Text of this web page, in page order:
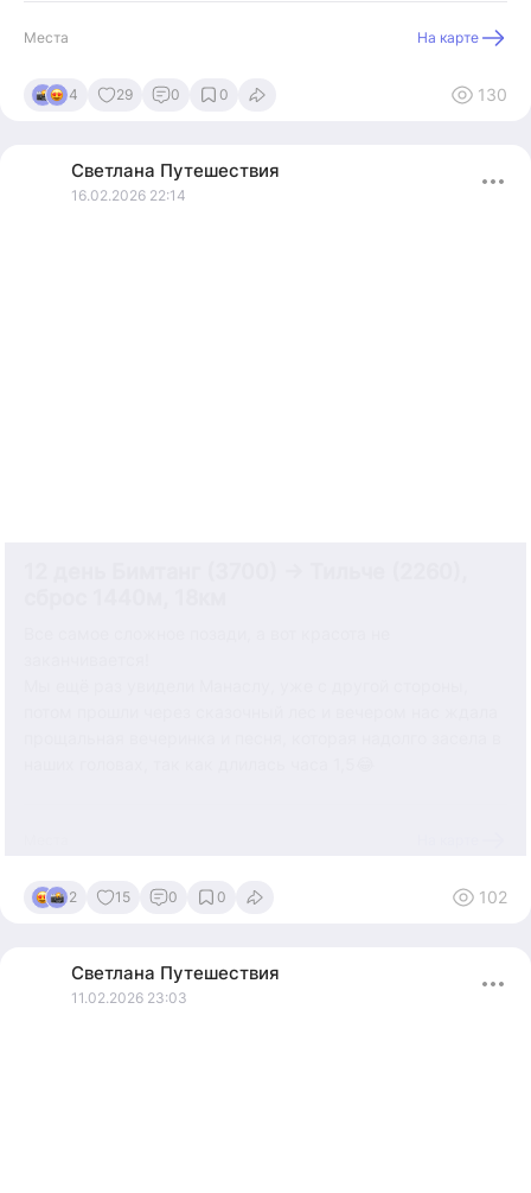
уезжать не хотелось.
Кстати, ни у кого в турах вокруг Манаслу я не встречала
(основатель клуба путешественников "Миры")
Места На карте
4 29 0 0 130
Светлана Путешествия
16.02.2026 22:14
2 15 0 0 102
Светлана Путешествия
11.02.2026 23:03